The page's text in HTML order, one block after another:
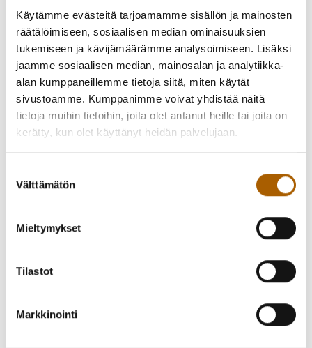
Käytämme evästeitä tarjoamamme sisällön ja mainosten
räätälöimiseen, sosiaalisen median ominaisuuksien
tukemiseen ja kävijämäärämme analysoimiseen. Lisäksi
jaamme sosiaalisen median, mainosalan ja analytiikka-
alan kumppaneillemme tietoja siitä, miten käytät
sivustoamme. Kumppanimme voivat yhdistää näitä
tietoja muihin tietoihin, joita olet antanut heille tai joita on
kerätty, kun olet käyttänyt heidän palvelujaan.
valinta
Välttämätön
Mieltymykset
Tilastot
Markkinointi